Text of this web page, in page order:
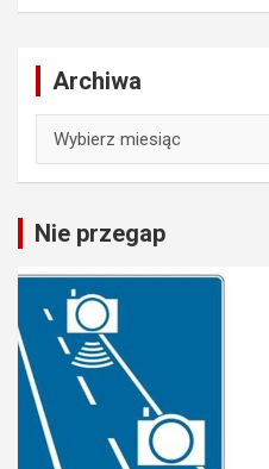
Archiwa
Nie przegap